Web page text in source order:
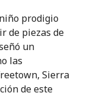
prodigio
de piezas de
un
las
Sierra
de este